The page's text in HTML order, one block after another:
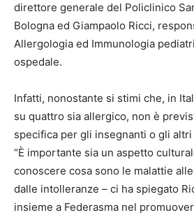
direttore generale del Policlinico
Bologna ed Giampaolo Ricci,
Allergologia ed Immunologia
ospedale.
Infatti, nonostante si stimi che, in
su quattro sia allergico, non è
specifica per gli insegnanti o gli
“È importante sia un aspetto
conoscere cosa sono le malattie
dalle intolleranze – ci ha spiegato
insieme a Federasma nel